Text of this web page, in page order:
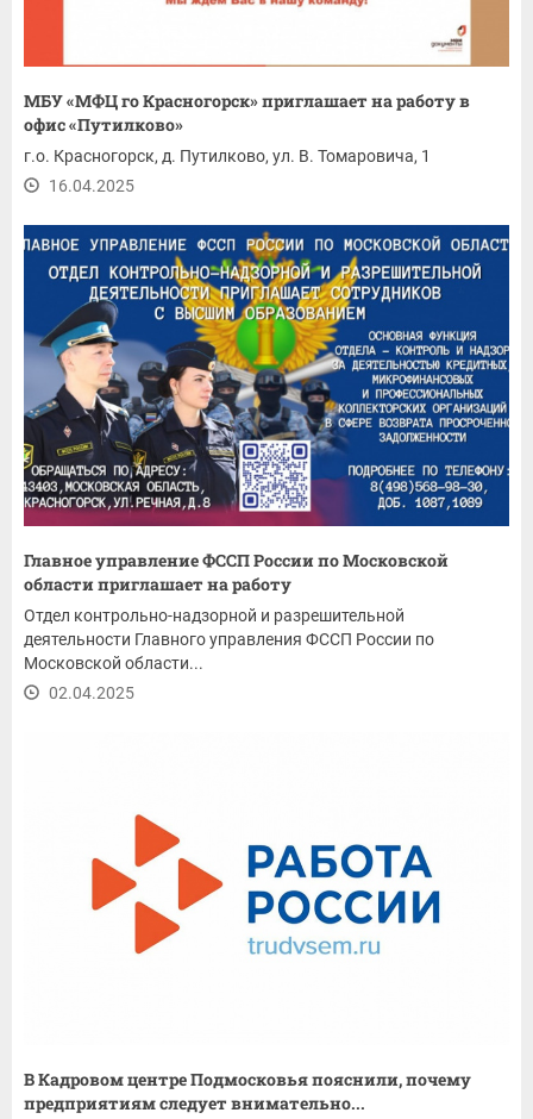
МБУ «МФЦ го Красногорск» приглашает на работу в
офис «Путилково»
г.о. Красногорск, д. Путилково, ул. В. Томаровича, 1
16.04.2025
Главное управление ФССП России по Московской
области приглашает на работу
Отдел контрольно-надзорной и разрешительной
деятельности Главного управления ФССП России по
Московской области...
02.04.2025
В Кадровом центре Подмосковья пояснили, почему
предприятиям следует внимательно...